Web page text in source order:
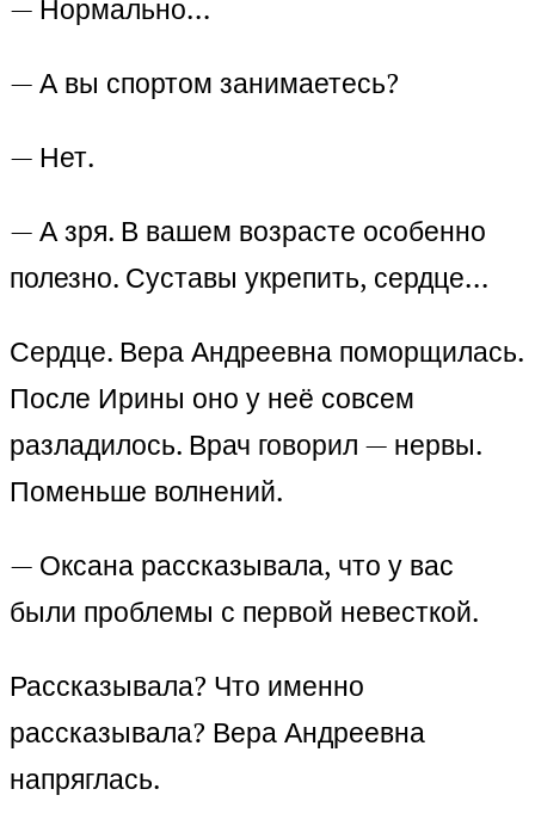
— Нормально…
— А вы спортом занимаетесь?
— Нет.
— А зря. В вашем возрасте особенно
полезно. Суставы укрепить, сердце…
Сердце. Вера Андреевна поморщилась.
После Ирины оно у неё совсем
разладилось. Врач говорил — нервы.
Поменьше волнений.
— Оксана рассказывала, что у вас
были проблемы с первой невесткой.
Рассказывала? Что именно
рассказывала? Вера Андреевна
напряглась.